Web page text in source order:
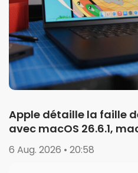
Apple détaille la faille
avec macOS 26.6.1,
14.8.9
6 Aug. 2026 • 20:58